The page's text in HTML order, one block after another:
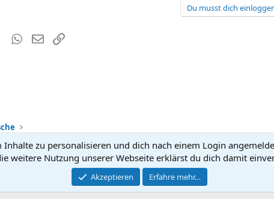
Du musst dich
TumblrWhatsApp
E-MailLink
Kontakt
Community platform by XenForo ® © 2010-2026 XenForo Ltd.
Inhalte zu personalisieren und dich nach einem Login
weitere Nutzung unserer Webseite erklärst du dich damit
Akzeptieren Erfahre mehr…